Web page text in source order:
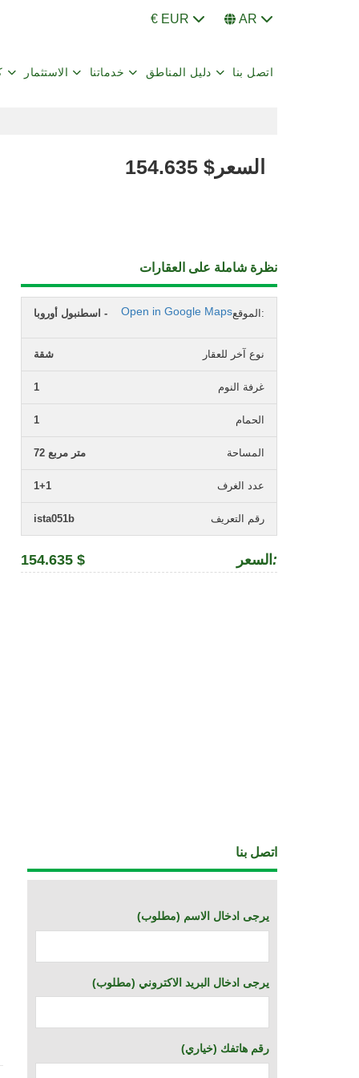
€ EUR AR
الاستثمار خدماتنا دليل المناطق اتصل بنا
السعر 154.635 $
نظرة شاملة على العقارات
الموقع: اسطنبول أوروبا - Open in Google Maps
نوع آخر للعقار شقة
غرفة النوم 1
الحمام 1
المساحة 72 متر مربع
عدد الغرف 1+1
رقم التعريف ista051b
السعر :
154.635 $
اتصل بنا
(يرجى ادخال الاسم (مطلوب
(يرجى ادخال البريد الاكتروني (مطلوب
(خياري) رقم هاتفك